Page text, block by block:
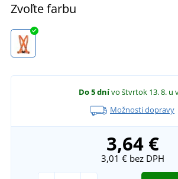
Zvoľte farbu
Do 5 dnívo štvrtok 13. 8. u
Možnosti dopravy
3,64 €
3,01 €bez DPH